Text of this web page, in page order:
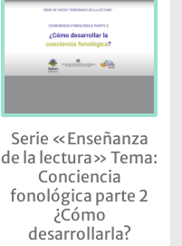
Serie «Enseñanza
de la lectura» Tema:
Conciencia
fonológica parte 2
¿Cómo
desarrollarla?